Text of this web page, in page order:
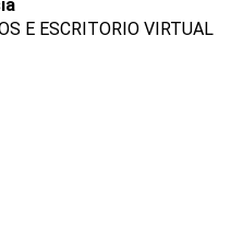
E ESCRITORIO VIRTUAL